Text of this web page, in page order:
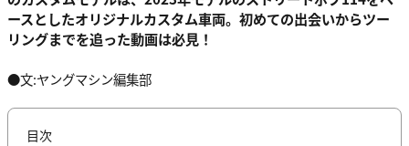
ースとしたオリジナルカスタム車両。初めての出会いからツー
リングまでを追った動画は必見！
●文:ヤングマシン編集部
目次